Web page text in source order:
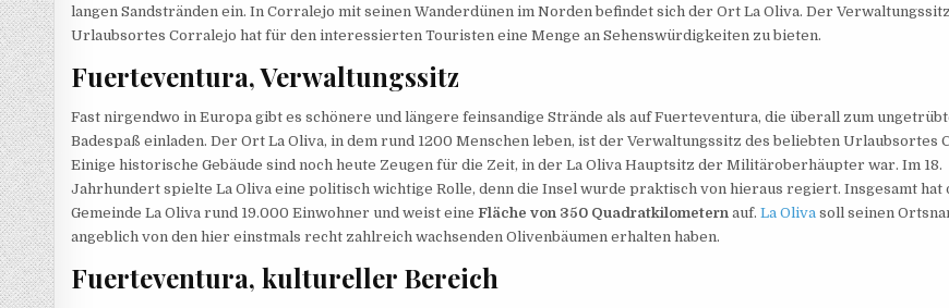
langen Sandstränden ein. In Corralejo mit seinen Wanderdünen im Norden befindet sich der Ort La Oliva. Der
Urlaubsortes Corralejo hat für den interessierten Touristen eine Menge an Sehenswürdigkeiten zu bieten.
Fuerteventura, Verwaltungssitz
Fast nirgendwo in Europa gibt es schönere und längere feinsandige Strände als auf Fuerteventura, die überall zum
Badespaß einladen. Der Ort La Oliva, in dem rund 1200 Menschen leben, ist der Verwaltungssitz des beliebten Urlaubsortes
Einige historische Gebäude sind noch heute Zeugen für die Zeit, in der La Oliva Hauptsitz der Militäroberhäupter war. Im 18.
Jahrhundert spielte La Oliva eine politisch wichtige Rolle, denn die Insel wurde praktisch von hieraus regiert. Insgesamt hat
Gemeinde La Oliva rund 19.000 Einwohner und weist eineFläche von 350 Quadratkilometern auf.La Oliva soll seinen
angeblich von den hier einstmals recht zahlreich wachsenden Olivenbäumen erhalten haben.
Fuerteventura, kultureller Bereich